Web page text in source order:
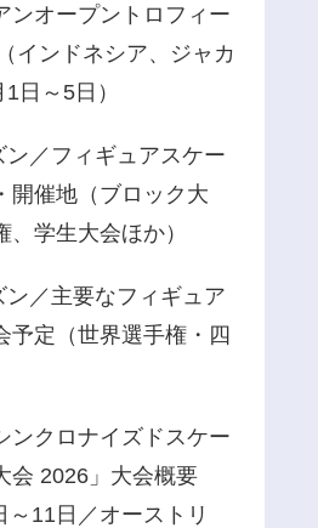
ンオープントロフィー
インドネシア、ジャカ
日～5日）
／フィギュアスケー
開催地（ブロック大
学生大会ほか）
／主要なフィギュア
予定（世界選手権・四
ンクロナイズドスケー
会 2026」大会概要
～11日／オーストリ